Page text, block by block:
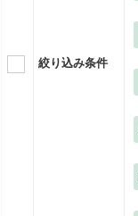
絞り込み条件